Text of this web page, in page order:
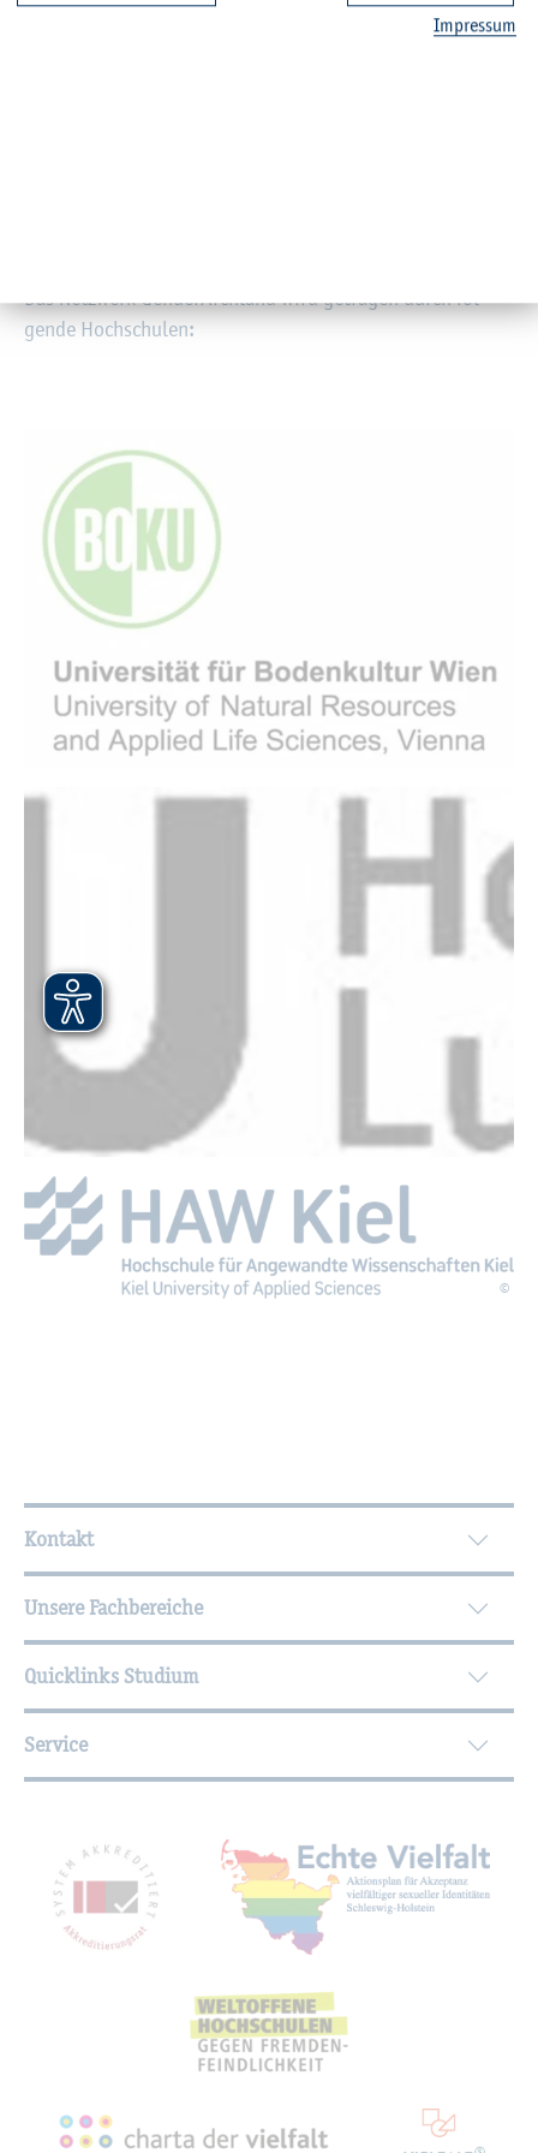
stärkt sowie in­no­va­ti­ve Lehr­for­ma­te und neue For­
Das Netz­werk Gen­derArch­land wird ge­tra­gen durch fol­
gen­de Hoch­schu­len:
©
Wei­ter­füh­ren­de In­for­ma­tio­nen
Kontakt
Unsere Fachbereiche
Quicklinks Studium
Service
Mit­glied­schaf­ten,
Im­pres­sum